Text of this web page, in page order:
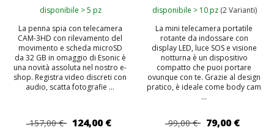
disponibile > 5 pz
La penna spia con telecamera
CAM-3HD con rilevamento del
movimento e scheda microSD
da 32 GB in omaggio di Esonic è
una novità assoluta nel nostro e-
shop. Registra video discreti con
audio, scatta fotografie ...
157,00 € 124,00 €
disponibile > 10 pz (2 Varianti)
La mini telecamera portatile
rotante da indossare con
display LED, luce SOS e visione
notturna è un dispositivo
compatto che puoi portare
ovunque con te. Grazie al design
pratico, è ideale come body cam
...
99,00 € 79,00 €